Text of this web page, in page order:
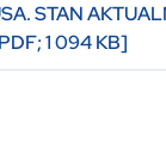
STAN
1 094 KB]